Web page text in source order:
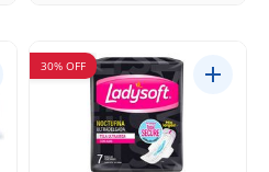
30% OFF